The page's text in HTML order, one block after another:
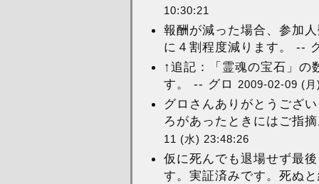
10:30:21
報酬が減った場合、参加
に４割程度減ります。 --
↑追記：「霊魂の宝石」の
す。 -- グロ
2009-02-09 (
グロさんありがとうござ
ろがあったときにはご指
11 (水) 23:48:26
仮に死んでも退場せず最
す。実証済みです。死ぬ